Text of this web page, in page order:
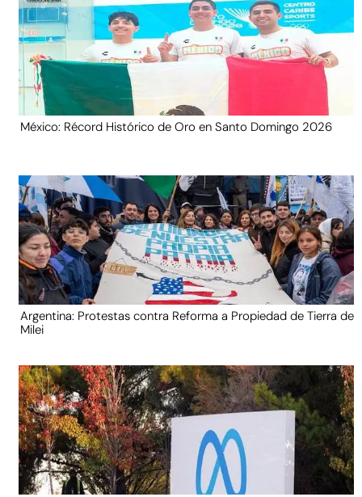
México: Récord Histórico de Oro en Santo Domingo 2026
Argentina: Protestas contra Reforma a Propiedad de Tierra de
Milei